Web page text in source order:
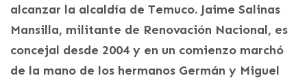
alcanzar la alcaldía de Temuco. Jaime Salinas
Mansilla, militante de Renovación Nacional, es
concejal desde 2004 y en un comienzo marchó
de la mano de los hermanos Germán y Miguel